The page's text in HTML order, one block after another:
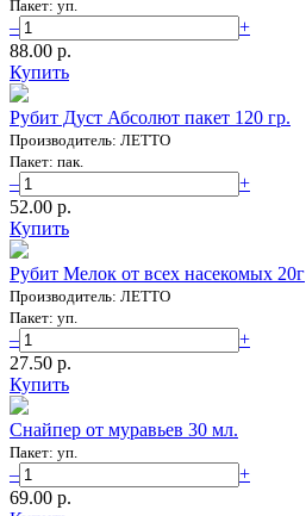
Пакет: уп.
–
+
88.00 p.
Купить
Рубит Дуст Абсолют пакет 120 гр.
Производитель: ЛЕТТО
Пакет: пак.
–
+
52.00 p.
Купить
Рубит Мелок от всех насекомых 20г
Производитель: ЛЕТТО
Пакет: уп.
–
+
27.50 p.
Купить
Снайпер от муравьев 30 мл.
Пакет: уп.
–
+
69.00 p.